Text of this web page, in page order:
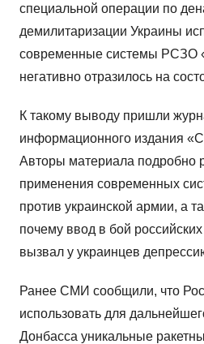
специальной операции по
демилитаризации Украины
современные системы РСЗО
негативно отразилось на
К такому выводу пришли
информационного издания
Авторы материала подробно
применения современных
против украинской армии, а
почему ввод в бой
вызвал у украинцев
Ранее СМИ сообщили, что
использовать для
Донбасса уникальные